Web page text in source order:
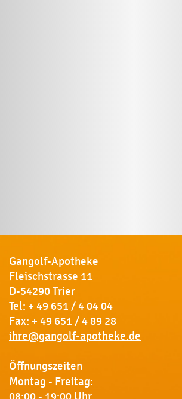
Gangolf-Apotheke
Fleischstrasse 11
D-54290 Trier
Tel: + 49 651 / 4 04 04
Fax: + 49 651 / 4 89 28
ihre@gangolf-apotheke.de
Öffnungszeiten
Montag - Freitag:
08:00 - 19:00 Uhr